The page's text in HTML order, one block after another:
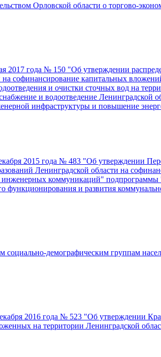
Орловской области о торгово-
2017 года № 150 "Об утверждении
софинансирование капитальных
и очистки сточных вод на
и водоотведение Ленинградской
инфраструктуры и повышение
2015 года № 483 "Об утверждении
Ленинградской области на
коммуникаций"
функционирования и развития
демографическим группам
2016 года № 523 "Об утверждении
на территории Ленинградской